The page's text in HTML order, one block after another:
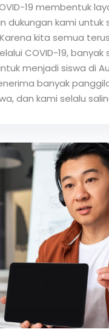
19 membentuk
dukungan kami untuk
kita semua
COVID-19, banyak
menjadi siswa di
banyak
dan kami selalu